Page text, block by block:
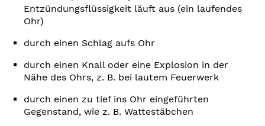
Entzündungsflüssigkeit läuft aus (ein laufendes
Ohr)
durch einen Schlag aufs Ohr
durch einen Knall oder eine Explosion in der
Nähe des Ohrs, z. B. bei lautem Feuerwerk
durch einen zu tief ins Ohr eingeführten
Gegenstand, wie z. B. Wattestäbchen